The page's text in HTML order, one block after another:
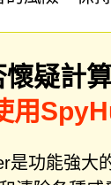
疑計
用
是功能強大